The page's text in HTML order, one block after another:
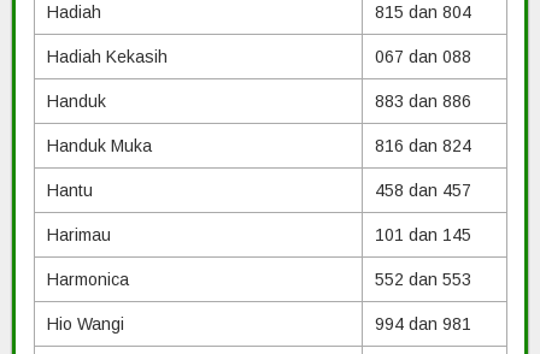
Hadiah 815 dan 804
Hadiah Kekasih 067 dan 088
Handuk 883 dan 886
Handuk Muka 816 dan 824
Hantu 458 dan 457
Harimau 101 dan 145
Harmonica 552 dan 553
Hio Wangi 994 dan 981